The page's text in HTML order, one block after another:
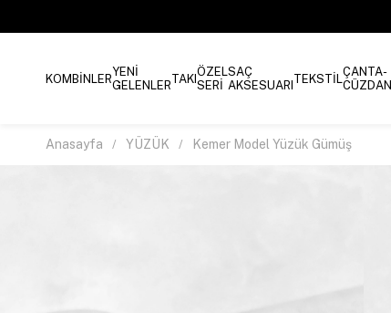
KOMBİNLERYENİ
GELENLERTAKIÖZEL
SERİ
SAÇ
AKSESUARI TEKSTİLÇANTA-
CÜZDAN
Anasayfa YÜZÜK Kemer Model Yüzük Gümüş